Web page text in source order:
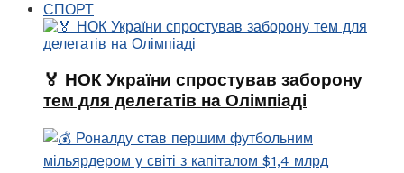
СПОРТ
🏅 НОК України спростував заборону
тем для делегатів на Олімпіаді